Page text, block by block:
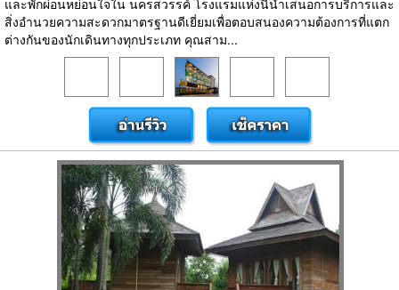
และพักผ่อนหย่อนใจใน นครสวรรค์ โรงแรมแห่งนี้นำเสนอการบริการและ
สิ่งอำนวยความสะดวกมาตรฐานดีเยี่ยมเพื่อตอบสนองความต้องการที่แตก
ต่างกันของนักเดินทางทุกประเภท คุณสาม...